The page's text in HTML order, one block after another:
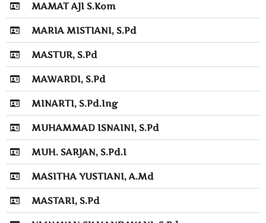
MAMAT AJI S.Kom
MARIA MISTIANI, S.Pd
MASTUR, S.Pd
MAWARDI, S.Pd
MINARTI, S.Pd.Ing
MUHAMMAD ISNAINI, S.Pd
MUH. SARJAN, S.Pd.I
MASITHA YUSTIANI, A.Md
MASTARI, S.Pd